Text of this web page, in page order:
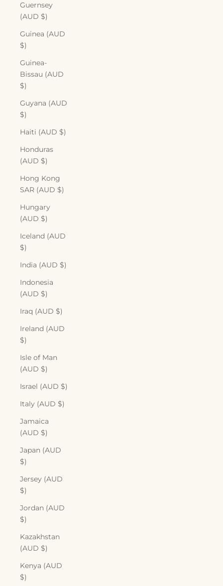
Guernsey
(AUD $)
Guinea (AUD
$)
Guinea-
Bissau (AUD
$)
Guyana (AUD
$)
Haiti (AUD $)
Honduras
(AUD $)
Hong Kong
SAR (AUD $)
Hungary
(AUD $)
Iceland (AUD
$)
India (AUD $)
Indonesia
(AUD $)
Iraq (AUD $)
Ireland (AUD
$)
Isle of Man
(AUD $)
Israel (AUD $)
Italy (AUD $)
Jamaica
(AUD $)
Japan (AUD
$)
Jersey (AUD
$)
Jordan (AUD
$)
Kazakhstan
(AUD $)
Kenya (AUD
$)